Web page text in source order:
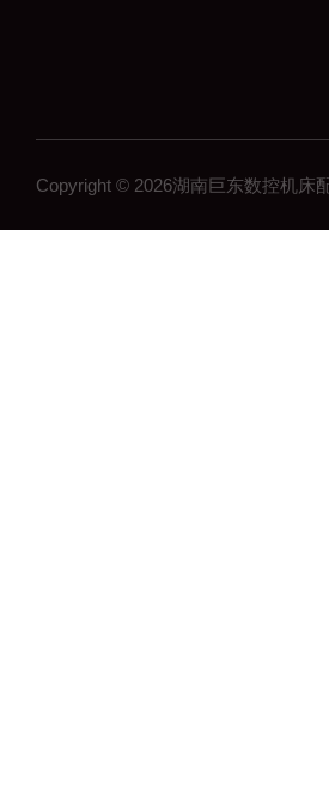
Copyright © 2026湖南巨东数控机